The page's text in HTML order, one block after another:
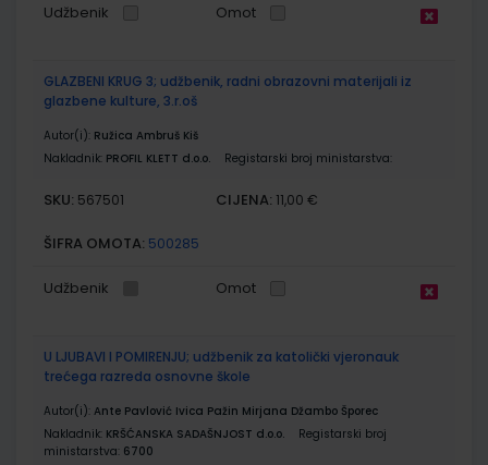
Udžbenik Omot
GLAZBENI KRUG 3; udžbenik, radni obrazovni materijali iz
glazbene kulture, 3.r.oš
Autor(i): Ružica Ambruš Kiš
Nakladnik: PROFIL KLETT d.o.o. Registarski broj ministarstva:
SKU: 567501 CIJENA: 11,00 €
ŠIFRA OMOTA: 500285
Udžbenik Omot
U LJUBAVI I POMIRENJU; udžbenik za katolički vjeronauk
trećega razreda osnovne škole
Autor(i): Ante Pavlović Ivica Pažin Mirjana Džambo Šporec
Nakladnik: KRŠĆANSKA SADAŠNJOST d.o.o.
Registarski broj
ministarstva: 6700